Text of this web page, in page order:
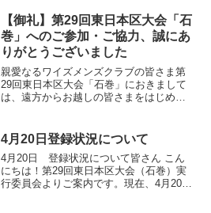
【御礼】第29回東日本区大会「石
巻」へのご参加・ご協力、誠にあ
りがとうございました
親愛なるワイズメンズクラブの皆さま第
29回東日本区大会「石巻」におきまして
は、遠方からお越しの皆さまをはじめ、
さま、YMCA関係者の皆さま、そして多
方面から温かいお力添...
4月20日登録状況について
4月20日 登録状況について皆さん こん
にちは！第29回東日本区大会（石巻）実
行委員会よりご案内です。現在、4月20日